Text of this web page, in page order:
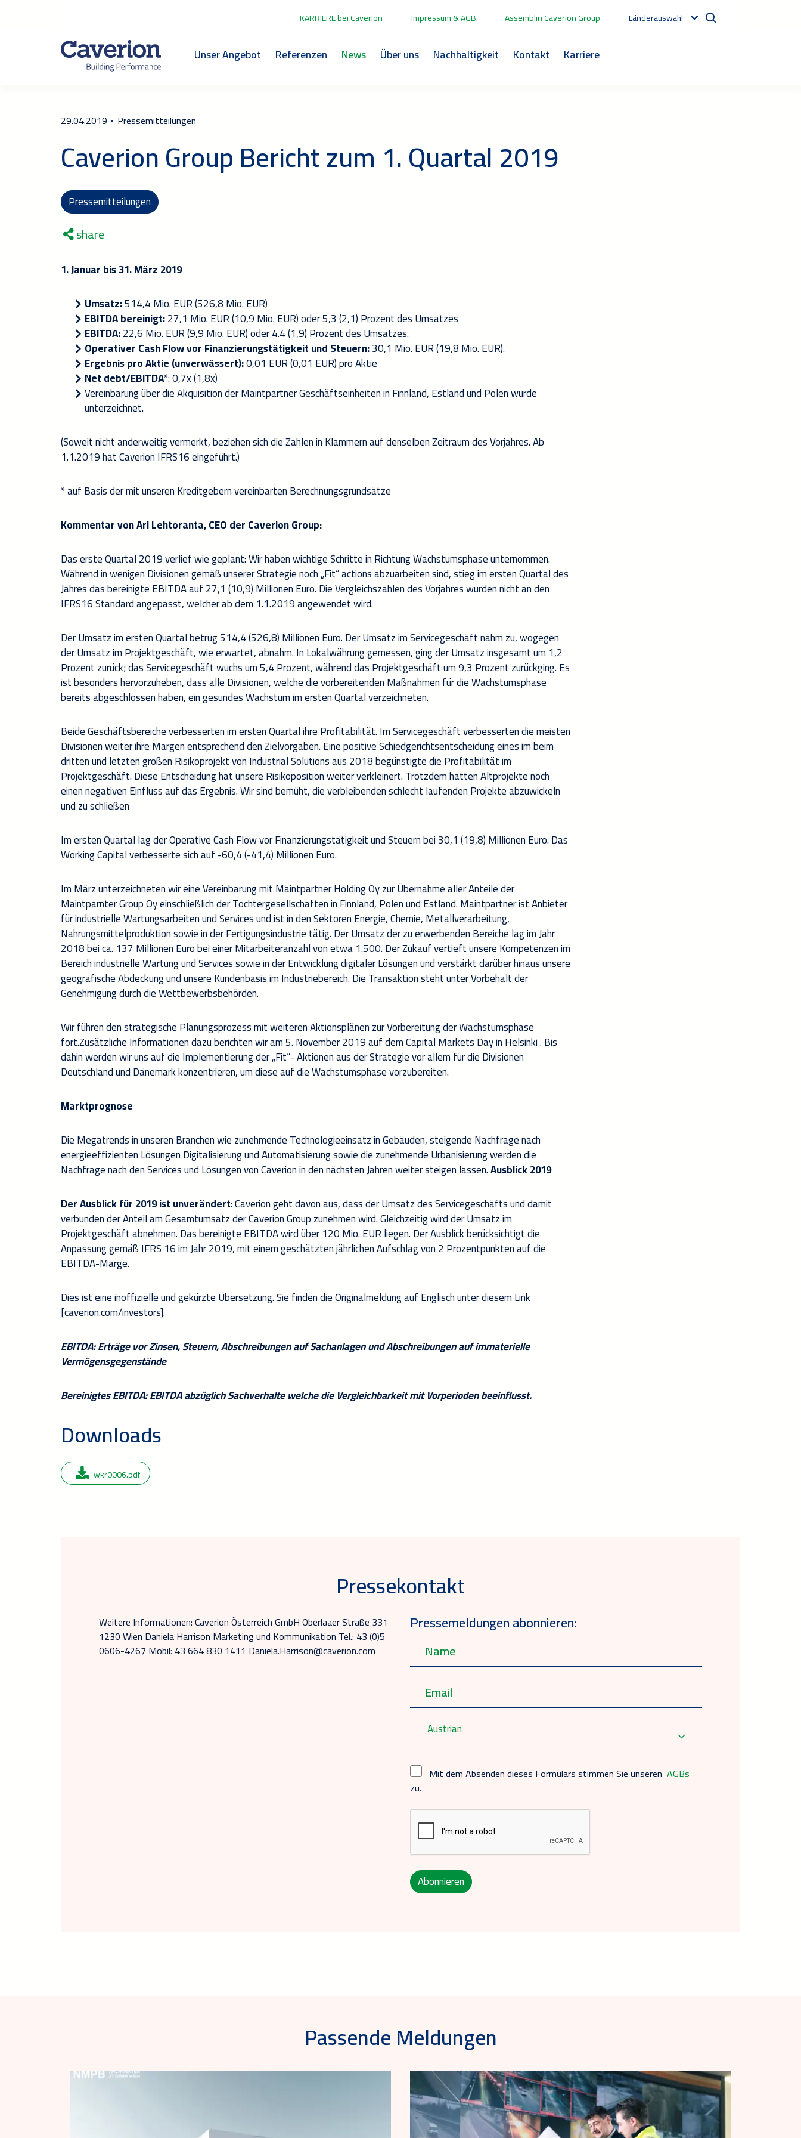
KARRIERE bei Caverion Impressum & AGB Assemblin Caverion Group Länderauswahl
Unser Angebot Referenzen News Über uns Nachhaltigkeit Kontakt Karriere
29.04.2019 Pressemitteilungen
Caverion Group Bericht zum 1. Quartal 2019
Pressemitteilungen
share
1. Januar bis 31. März 2019
Umsatz:514,4 Mio. EUR (526,8 Mio. EUR)
EBITDAbereinigt:27,1 Mio. EUR (10,9 Mio.EUR) oder 5,3 (2,1) Prozent des Umsatzes
EBITDA:22,6 Mio. EUR (9,9 Mio. EUR) oder 4.4 (1,9) Prozent des Umsatzes.
Operativer Cash Flow vor Finanzierungstätigkeit und Steuern:30,1 Mio. EUR (19,8 Mio. EUR).
Ergebnis pro Aktie (unverwässert):0,01 EUR (0,01 EUR) pro Aktie
Net debt/EBITDA*: 0,7x (1,8x)
Vereinbarung über die Akquisition der Maintpartner Geschäftseinheiten in Finnland, Estland und Polen wurde
unterzeichnet.
(Soweit nicht anderweitig vermerkt, beziehen sich die Zahlen in Klammern auf denselben Zeitraum des Vorjahres. Ab
1.1.2019 hat Caverion IFRS16 eingeführt.)
* auf Basis der mit unseren Kreditgebern vereinbarten Berechnungsgrundsätze
Kommentar von Ari Lehtoranta, CEO der Caverion Group:
Das erste Quartal 2019 verlief wie geplant: Wir haben wichtige Schritte in Richtung Wachstumsphase unternommen.
Während in wenigen Divisionen gemäß unserer Strategie noch „Fit“ actions abzuarbeiten sind, stieg im ersten Quartal des
Jahres das bereinigte EBITDA auf 27,1 (10,9) Millionen Euro. Die Vergleichszahlen des Vorjahres wurden nicht an den
IFRS16 Standard angepasst, welcher ab dem 1.1.2019 angewendet wird.
Der Umsatz im ersten Quartal betrug 514,4 (526,8) Millionen Euro. Der Umsatz im Servicegeschäft nahm zu, wogegen
der Umsatz im Projektgeschäft, wie erwartet, abnahm. In Lokalwährung gemessen, ging der Umsatz insgesamt um 1,2
Prozent zurück; das Servicegeschäft wuchs um 5,4 Prozent, während das Projektgeschäft um 9,3 Prozent zurückging. Es
ist besonders hervorzuheben, dass alle Divisionen, welche die vorbereitenden Maßnahmen für die Wachstumsphase
bereits abgeschlossen haben, ein gesundes Wachstum im ersten Quartal verzeichneten.
Beide Geschäftsbereiche verbesserten im ersten Quartal ihre Profitabilität. Im Servicegeschäft verbesserten die meisten
Divisionen weiter ihre Margen entsprechend den Zielvorgaben. Eine positive Schiedgerichtsentscheidung eines im beim
dritten und letzten großen Risikoprojekt von Industrial Solutions aus 2018 begünstigte die Profitabilität im
Projektgeschäft. Diese Entscheidung hat unsere Risikoposition weiter verkleinert. Trotzdem hatten Altprojekte noch
einen negativen Einfluss auf das Ergebnis. Wir sind bemüht, die verbleibenden schlecht laufenden Projekte abzuwickeln
und zu schließen
Im ersten Quartal lag der Operative Cash Flow vor Finanzierungstätigkeit und Steuern bei 30,1 (19,8) Millionen Euro. Das
Working Capital verbesserte sich auf -60,4 (-41,4) Millionen Euro.
Im März unterzeichneten wir eine Vereinbarung mit Maintpartner Holding Oy zur Übernahme aller Anteile der
Maintparnter Group Oy einschließlich der Tochtergesellschaften in Finnland, Polen und Estland. Maintpartner ist Anbieter
für industrielle Wartungsarbeiten und Services und ist in den Sektoren Energie, Chemie, Metallverarbeitung,
Nahrungsmittelproduktion sowie in der Fertigungsindustrie tätig. Der Umsatz der zu erwerbenden Bereiche lag im Jahr
2018 bei ca. 137 Millionen Euro bei einer Mitarbeiteranzahl von etwa 1.500. Der Zukauf vertieft unsere Kompetenzen im
Bereich industrielle Wartung und Services sowie in der Entwicklung digitaler Lösungen und verstärkt darüber hinaus unsere
geografische Abdeckung und unsere Kundenbasis im Industriebereich. Die Transaktion steht unter Vorbehalt der
Genehmigung durch die Wettbewerbsbehörden.
Wir führen den strategische Planungsprozess mit weiteren Aktionsplänen zur Vorbereitung der Wachstumsphase
fort.Zusätzliche Informationen dazu berichten wir am 5. November 2019 auf dem Capital Markets Day in Helsinki . Bis
dahin werden wir uns auf die Implementierung der „Fit“- Aktionen aus der Strategie vor allem für die Divisionen
Deutschland und Dänemark konzentrieren, um diese auf die Wachstumsphase vorzubereiten.
Marktprognose
Die Megatrends in unseren Branchen wie zunehmende Technologieeinsatz in Gebäuden, steigende Nachfrage nach
energieeffizienten Lösungen Digitalisierung und Automatisierung sowie die zunehmende Urbanisierung werden die
Nachfrage nach den Services und Lösungen von Caverion in den nächsten Jahren weiter steigen lassen.Ausblick 2019
Der Ausblick für 2019 ist unverändert: Caverion geht davon aus, dass der Umsatz des Servicegeschäfts und damit
verbunden der Anteil am Gesamtumsatz der Caverion Group zunehmen wird. Gleichzeitig wird der Umsatz im
Projektgeschäft abnehmen. Das bereinigte EBITDA wird über 120 Mio. EUR liegen. Der Ausblick berücksichtigt die
Anpassung gemäß IFRS 16 im Jahr 2019, mit einem geschätzten jährlichen Aufschlag von 2 Prozentpunkten auf die
EBITDA-Marge.
Dies ist eine inoffizielle und gekürzte Übersetzung. Sie finden die Originalmeldung auf Englisch unter diesem Link
[caverion.com/investors].
EBITDA: Erträge vor Zinsen, Steuern, Abschreibungen auf Sachanlagen und Abschreibungen auf immaterielle
Vermögensgegenstände
Bereinigtes EBITDA: EBITDA abzüglich Sachverhalte welche die Vergleichbarkeit mit Vorperioden beeinflusst.
Downloads
wkr0006.pdf
Pressekontakt
Weitere Informationen: Caverion Österreich GmbH Oberlaaer Straße 331
1230 Wien Daniela Harrison Marketing und Kommunikation Tel.: 43 (0)5
0606-4267 Mobil: 43 664 830 1411 Daniela.Harrison@caverion.com
Pressemeldungen abonnieren:
Austrian
Mit dem Absenden dieses Formulars stimmen Sie unseren AGBs
zu.
Abonnieren
Passende Meldungen